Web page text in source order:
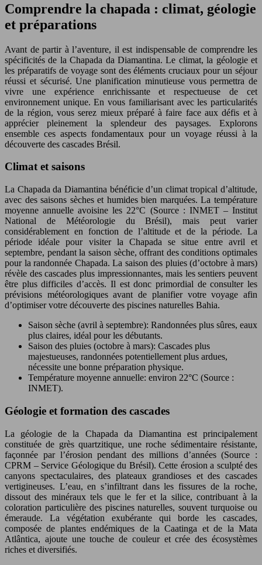
Comprendre la chapada : climat, géologie
et préparations
Avant de partir à l’aventure, il est indispensable de comprendre les
spécificités de la Chapada da Diamantina. Le climat, la géologie et
les préparatifs de voyage sont des éléments cruciaux pour un séjour
réussi et sécurisé. Une planification minutieuse vous permettra de
vivre une expérience enrichissante et respectueuse de cet
environnement unique. En vous familiarisant avec les particularités
de la région, vous serez mieux préparé à faire face aux défis et à
apprécier pleinement la splendeur des paysages. Explorons
ensemble ces aspects fondamentaux pour un voyage réussi à la
découverte des cascades Brésil.
Climat et saisons
La Chapada da Diamantina bénéficie d’un climat tropical d’altitude,
avec des saisons sèches et humides bien marquées. La température
moyenne annuelle avoisine les 22°C (Source : INMET – Institut
National de Météorologie du Brésil), mais peut varier
considérablement en fonction de l’altitude et de la période. La
période idéale pour visiter la Chapada se situe entre avril et
septembre, pendant la saison sèche, offrant des conditions optimales
pour la randonnée Chapada. La saison des pluies (d’octobre à mars)
révèle des cascades plus impressionnantes, mais les sentiers peuvent
être plus difficiles d’accès. Il est donc primordial de consulter les
prévisions météorologiques avant de planifier votre voyage afin
d’optimiser votre découverte des piscines naturelles Bahia.
Saison sèche (avril à septembre): Randonnées plus sûres, eaux
plus claires, idéal pour les débutants.
Saison des pluies (octobre à mars): Cascades plus
majestueuses, randonnées potentiellement plus ardues,
nécessite une bonne préparation physique.
Température moyenne annuelle: environ 22°C (Source :
INMET).
Géologie et formation des cascades
La géologie de la Chapada da Diamantina est principalement
constituée de grès quartzitique, une roche sédimentaire résistante,
façonnée par l’érosion pendant des millions d’années (Source :
CPRM – Service Géologique du Brésil). Cette érosion a sculpté des
canyons spectaculaires, des plateaux grandioses et des cascades
vertigineuses. L’eau, en s’infiltrant dans les fissures de la roche,
dissout des minéraux tels que le fer et la silice, contribuant à la
coloration particulière des piscines naturelles, souvent turquoise ou
émeraude. La végétation exubérante qui borde les cascades,
composée de plantes endémiques de la Caatinga et de la Mata
Atlântica, ajoute une touche de couleur et crée des écosystèmes
riches et diversifiés.